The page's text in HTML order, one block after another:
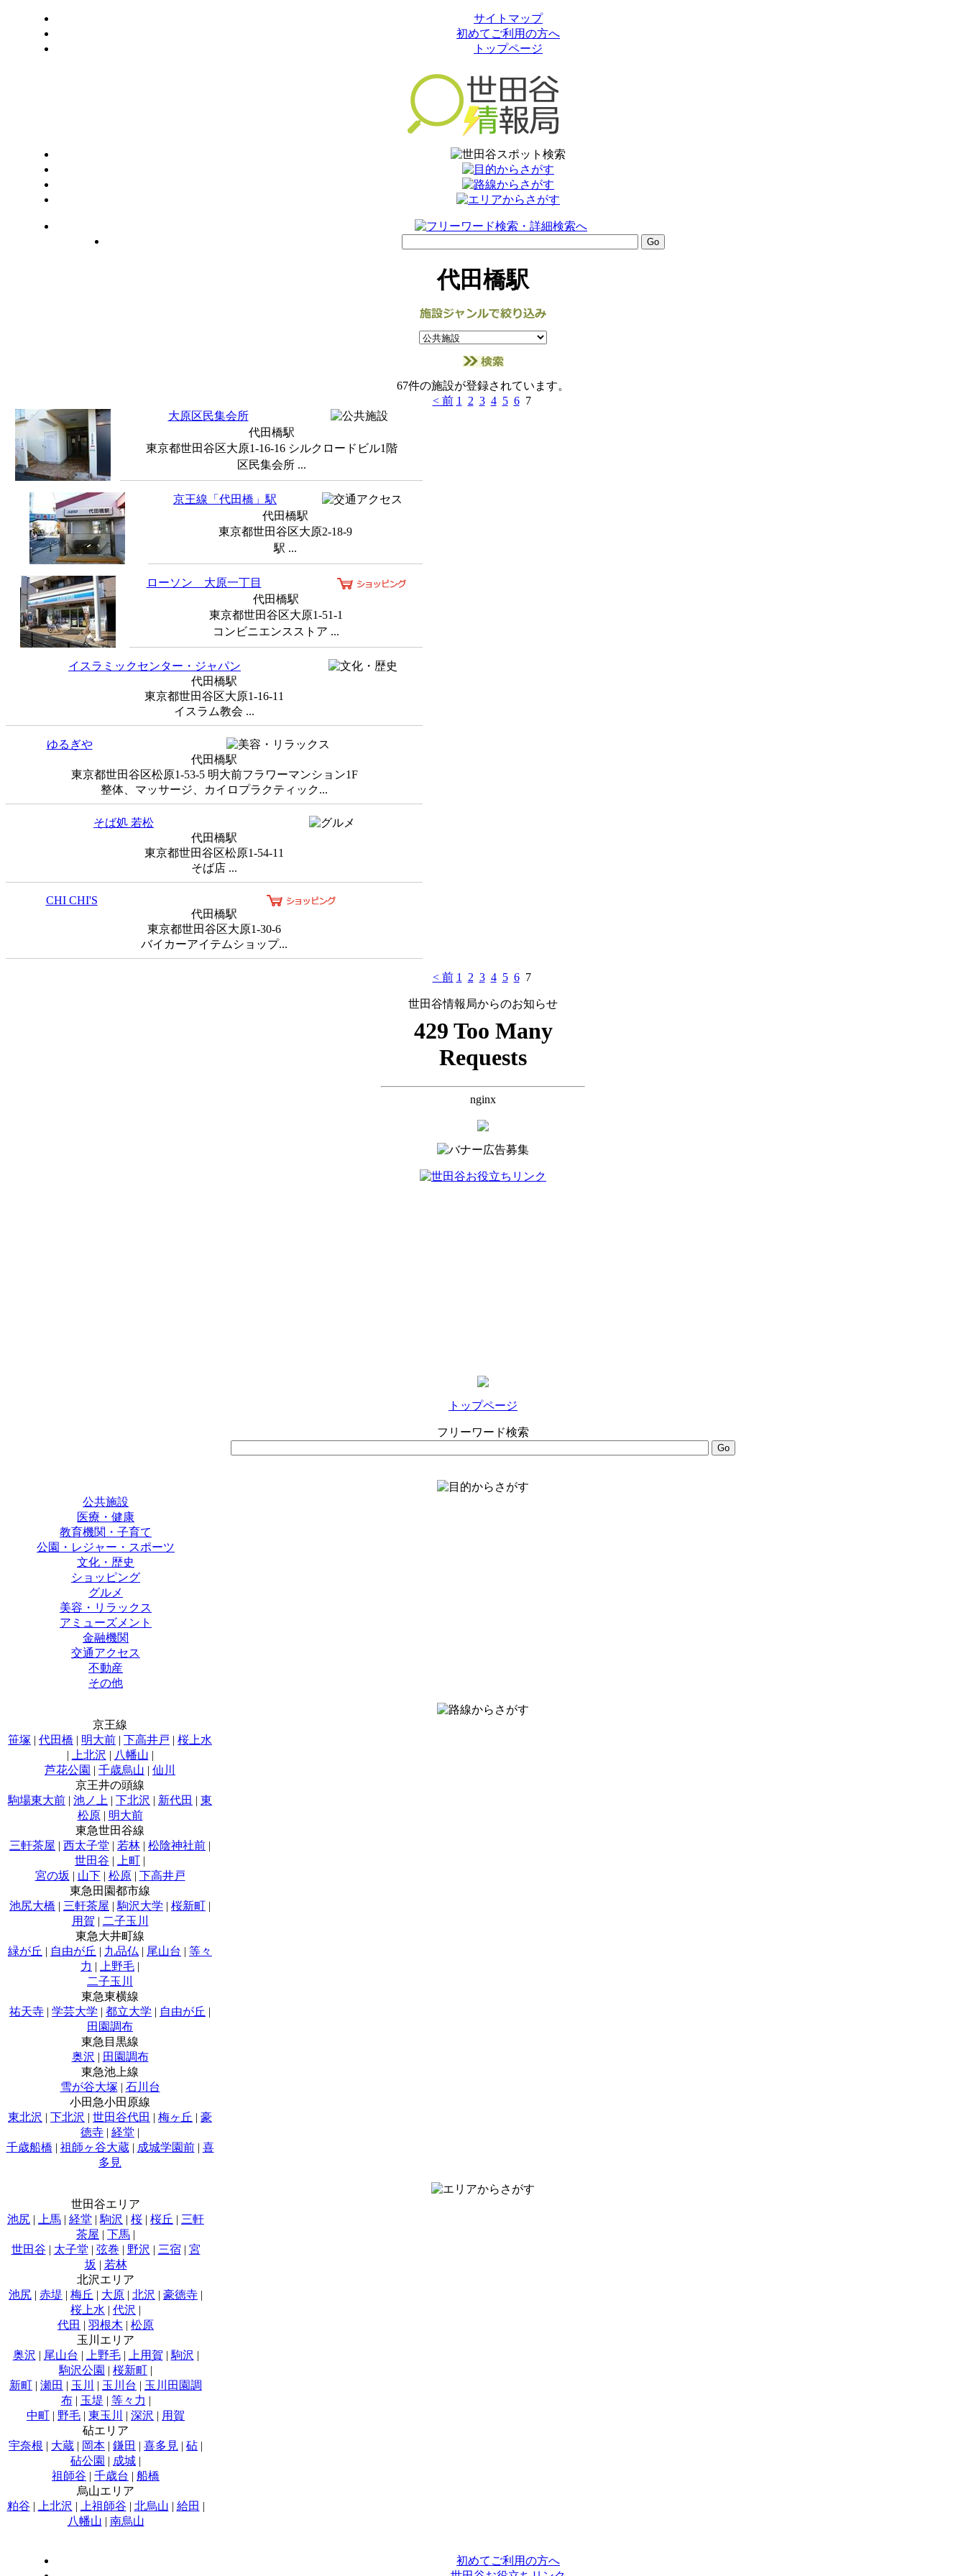
サイトマップ
初めてご利用の方へ
トップページ
代田橋駅
67件の施設が登録されています。
< 前 1 2 3 4 5 6 7
大原区民集会所
代田橋駅
東京都世田谷区大原1-16-16 シルクロードビル1階
区民集会所 ...
京王線「代田橋」駅
代田橋駅
東京都世田谷区大原2-18-9
駅 ...
ローソン 大原一丁目
代田橋駅
東京都世田谷区大原1-51-1
コンビニエンスストア ...
イスラミックセンター・ジャパン
代田橋駅
東京都世田谷区大原1-16-11
イスラム教会 ...
ゆるぎや
代田橋駅
東京都世田谷区松原1-53-5 明大前フラワーマンション1F
整体、マッサージ、カイロプラクティック...
そば処 若松
代田橋駅
東京都世田谷区松原1-54-11
そば店 ...
CHI CHI'S
代田橋駅
東京都世田谷区大原1-30-6
バイカーアイテムショップ...
< 前 1 2 3 4 5 6 7
世田谷情報局からのお知らせ
トップページ
フリーワード検索
公共施設
医療・健康
教育機関・子育て
公園・レジャー・スポーツ
文化・歴史
ショッピング
グルメ
美容・リラックス
アミューズメント
金融機関
交通アクセス
不動産
その他
京王線
笹塚 | 代田橋 | 明大前 | 下高井戸 | 桜上水
|
上北沢 | 八幡山 |
芦花公園 | 千歳烏山 | 仙川
京王井の頭線
駒場東大前 | 池ノ上 | 下北沢 | 新代田 | 東
松原| 明大前
東急世田谷線
三軒茶屋 | 西太子堂 | 若林 | 松陰神社前 |
世田谷 | 上町 |
宮の坂 | 山下| 松原| 下高井戸
東急田園都市線
池尻大橋 | 三軒茶屋 | 駒沢大学 | 桜新町 |
用賀 | 二子玉川
東急大井町線
緑が丘 | 自由が丘 | 九品仏 | 尾山台 | 等々
力 | 上野毛 |
二子玉川
東急東横線
祐天寺 | 学芸大学 | 都立大学 | 自由が丘 |
田園調布
東急目黒線
奥沢 | 田園調布
東急池上線
雪が谷大塚 | 石川台
小田急小田原線
東北沢 | 下北沢 | 世田谷代田 | 梅ヶ丘 | 豪
徳寺 | 経堂 |
千歳船橋 | 祖師ヶ谷大蔵| 成城学園前| 喜
多見
世田谷エリア
池尻 | 上馬 | 経堂 | 駒沢 | 桜 | 桜丘 | 三軒
茶屋 | 下馬 |
世田谷 | 太子堂 | 弦巻 | 野沢 | 三宿 | 宮
坂 | 若林
北沢エリア
池尻 | 赤堤 | 梅丘 | 大原 | 北沢 | 豪徳寺 |
桜上水 | 代沢 |
代田 | 羽根木 | 松原
玉川エリア
奥沢 | 尾山台 | 上野毛| 上用賀 | 駒沢 |
駒沢公園 | 桜新町 |
新町 | 瀬田 | 玉川 | 玉川台 | 玉川田園調
布| 玉堤 | 等々力 |
中町 | 野毛 | 東玉川 | 深沢 | 用賀
砧エリア
宇奈根 | 大蔵 | 岡本 | 鎌田 | 喜多見 | 砧 |
砧公園 | 成城 |
祖師谷 | 千歳台 | 船橋
烏山エリア
粕谷 | 上北沢 | 上祖師谷 | 北烏山 | 給田 |
八幡山 | 南烏山
初めてご利用の方へ